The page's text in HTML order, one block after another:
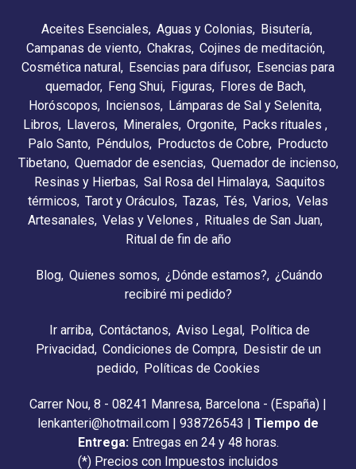
Aceites Esenciales Aguas y Colonias
Bisutería
Campanas de viento Chakras Cojines de meditación
Cosmética natural Esencias para difusor Esencias para
quemador
Feng Shui Figuras
Flores de Bach
Horóscopos
Inciensos
Lámparas de Sal y Selenita
Libros
Llaveros Minerales Orgonite Packs rituales
Palo Santo Péndulos Productos de Cobre Producto
Tibetano Quemador de esencias Quemador de incienso
Resinas y Hierbas Sal Rosa del Himalaya Saquitos
térmicos Tarot y Oráculos Tazas Tés Varios Velas
Artesanales Velas y Velones
Rituales de San Juan
Ritual de fin de año
Blog Quienes somos ¿Dónde estamos?
¿Cuándo
recibiré mi pedido?
Ir arriba Contáctanos Aviso Legal
Política de
Privacidad Condiciones de Compra
Desistir de un
pedido
Políticas de Cookies
Carrer Nou, 8 - 08241 Manresa, Barcelona - (España) |
lenkanteri@hotmail.com | 938726543 | Tiempo de
Entrega: Entregas en 24 y 48 horas.
(*) Precios con Impuestos incluidos